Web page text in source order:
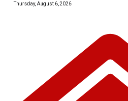
Thursday, August 6, 2026